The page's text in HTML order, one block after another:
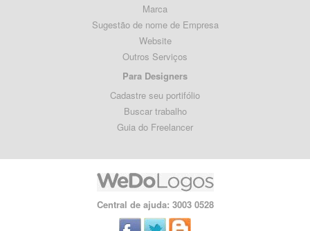
Marca
Sugestão de nome de Empresa
Website
Outros Serviços
Para Designers
Cadastre seu portifólio
Buscar trabalho
Guia do Freelancer
Central de ajuda: 3003 0528